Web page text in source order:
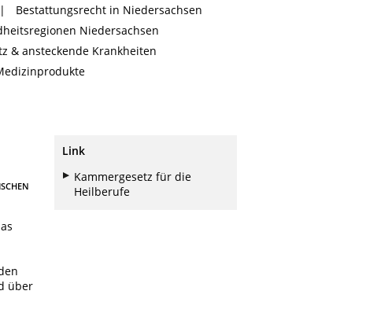
Bestattungsrecht in Niedersachsen
Niedersachsen
& ansteckende Krankheiten
über
Link
Kammergesetz für die
Heilberufe